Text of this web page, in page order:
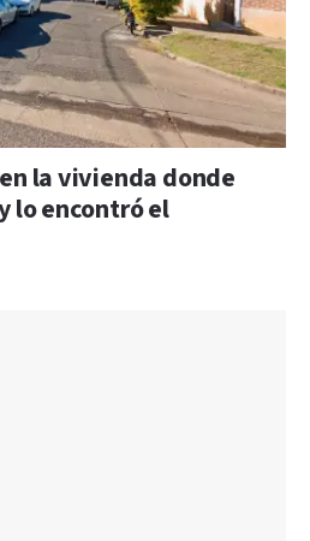
la vivienda donde
lo encontró el